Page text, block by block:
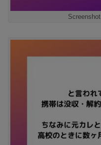
Screenshot